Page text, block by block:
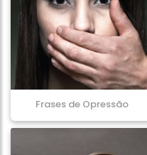
Frases de Opressão